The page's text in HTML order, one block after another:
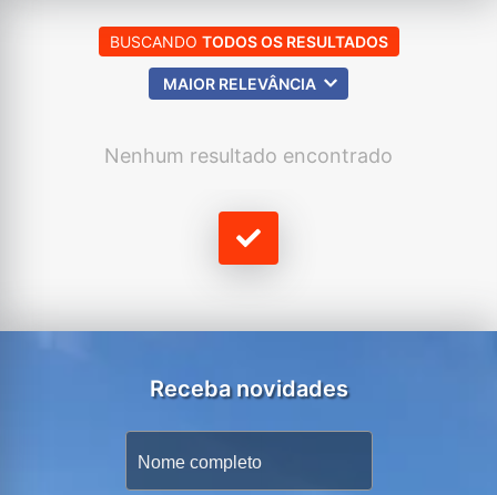
BUSCANDO TODOS OS RESULTADOS
MAIOR RELEVÂNCIA
Nenhum resultado encontrado
Receba novidades